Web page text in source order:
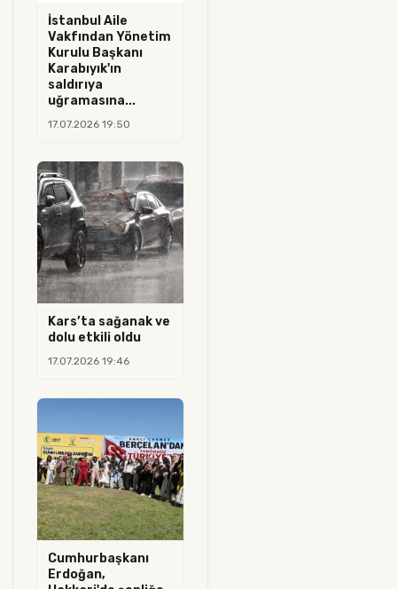
İstanbul Aile
Vakfından Yönetim
Kurulu Başkanı
Karabıyık'ın
saldırıya
uğramasına...
17.07.2026 19:50
Kars’ta sağanak ve
dolu etkili oldu
17.07.2026 19:46
Cumhurbaşkanı
Erdoğan,